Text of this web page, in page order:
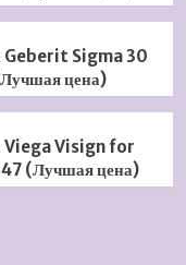
Geberit Sigma 30
цена)
Viega Visign for
(Лучшая цена)